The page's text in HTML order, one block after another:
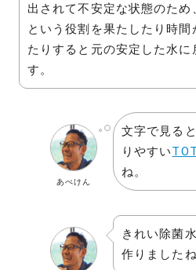
出されて不安定な状態のため
という役割を果たしたり時間
たりすると元の安定した水に
す。
あべけん
文字で見る
りやすい
ね。
きれい除菌
作りましたね